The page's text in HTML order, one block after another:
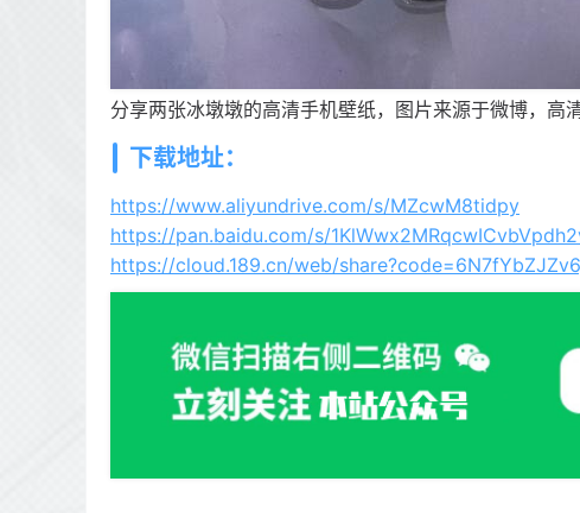
分享两张冰墩墩的高清手机壁纸，图片来源于微博，高
下载地址：
https://www.aliyundrive.com/s/MZcwM8tidpy
https://pan.baidu.com/s/
https://cloud.189.cn/web/